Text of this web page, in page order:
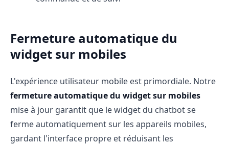
Fermeture automatique du
widget sur mobiles
L'expérience utilisateur mobile est primordiale. Notre
fermeture automatique du widget sur mobiles
mise à jour garantit que le widget du chatbot se
ferme automatiquement sur les appareils mobiles,
gardant l'interface propre et réduisant les